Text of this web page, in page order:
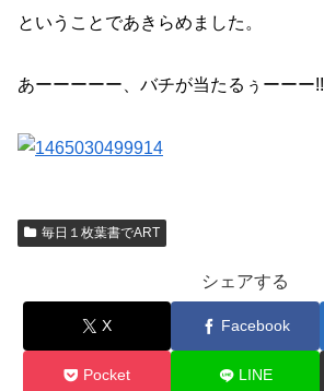
ということであきらめました。
あーーーーー、バチが当たるぅーーー!!
毎日１枚葉書でART
シェアする
X Facebook
Pocket LINE